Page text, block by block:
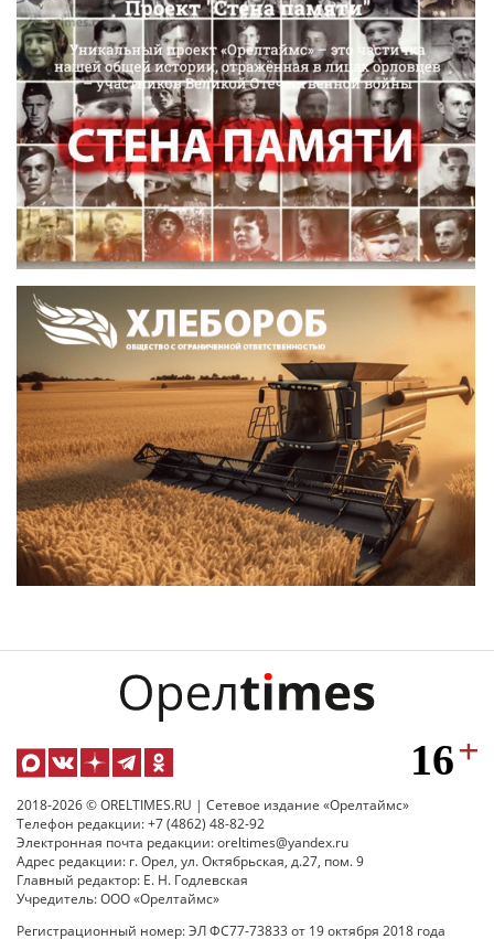
2018-2026 © ORELTIMES.RU | Сетевое издание «Орелтаймс»
Телефон редакции: +7 (4862) 48-82-92
Электронная почта редакции: oreltimes@yandex.ru
Адрес редакции: г. Орел, ул. Октябрьская, д.27, пом. 9
Главный редактор: Е. Н. Годлевская
Учредитель: ООО «Орелтаймс»
Регистрационный номер: ЭЛ ФС77-73833 от 19 октября 2018 года